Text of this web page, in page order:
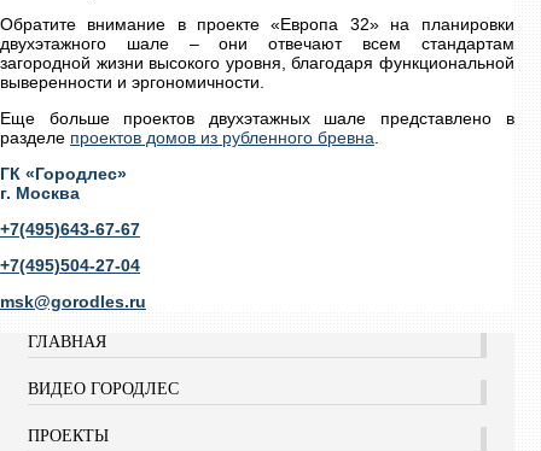
Обратите внимание в проекте «Европа 32» на планировки
двухэтажного шале – они отвечают всем стандартам
загородной жизни высокого уровня, благодаря функциональной
выверенности и эргономичности.
Еще больше проектов двухэтажных шале представлено в
разделе проектов домов из рубленного бревна.
ГК «Городлес»
г. Москва
+7(495)643-67-67
+7(495)504-27-04
msk@gorodles.ru
ГЛАВНАЯ
ВИДЕО ГОРОДЛЕС
ПРОЕКТЫ